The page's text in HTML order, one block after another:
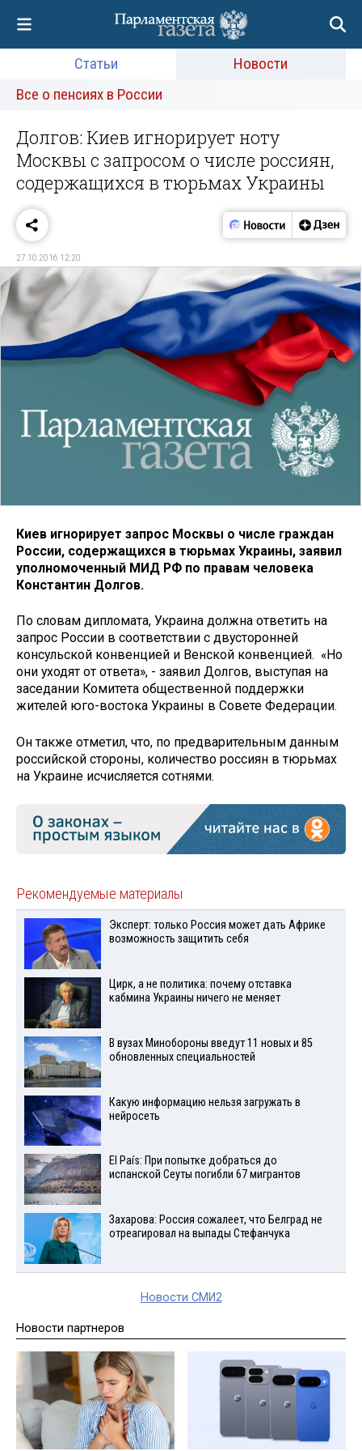
Статьи
Новости
Все о пенсиях в России
Долгов: Киев игнорирует ноту
Москвы с запросом о числе россиян,
содержащихся в тюрьмах Украины
27.10.2016 12:20
Киев игнорирует запрос Москвы о числе граждан
России, содержащихся в тюрьмах Украины, заявил
уполномоченный МИД РФ по правам человека
Константин Долгов.
По словам дипломата, Украина должна ответить на
запрос России в соответствии с двусторонней
консульской конвенцией и Венской конвенцией. «Но
они уходят от ответа», - заявил Долгов, выступая на
заседании Комитета общественной поддержки
жителей юго-востока Украины в Совете Федерации.
Он также отметил, что, по предварительным данным
российской стороны, количество россиян в тюрьмах
на Украине исчисляется сотнями.
Рекомендуемые материалы
Эксперт: только Россия может дать Африке
возможность защитить себя
Цирк, а не политика: почему отставка
кабмина Украины ничего не меняет
В вузах Минобороны введут 11 новых и 85
обновленных специальностей
Какую информацию нельзя загружать в
нейросеть
El País: При попытке добраться до
испанской Сеуты погибли 67 мигрантов
Захарова: Россия сожалеет, что Белград не
отреагировал на выпады Стефанчука
Новости СМИ2
Новости партнеров